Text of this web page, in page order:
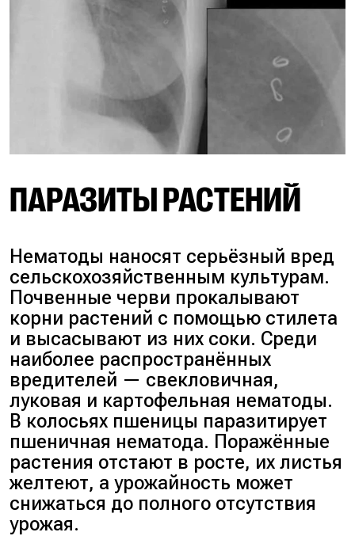
ПАРАЗИТЫ РАСТЕНИЙ
Нематоды наносят серьёзный вред
сельскохозяйственным культурам.
Почвенные черви прокалывают
корни растений с помощью стилета
и высасывают из них соки. Среди
наиболее распространённых
вредителей — свекловичная,
луковая и картофельная нематоды.
В колосьях пшеницы паразитирует
пшеничная нематода. Поражённые
растения отстают в росте, их листья
желтеют, а урожайность может
снижаться до полного отсутствия
урожая.